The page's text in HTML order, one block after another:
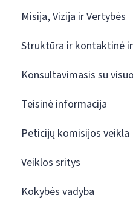
Misija, Vizija ir Vertybės
Struktūra ir kontaktinė
Konsultavimasis su
Teisinė informacija
Peticijų komisijos veikla
Veiklos sritys
Kokybės vadyba